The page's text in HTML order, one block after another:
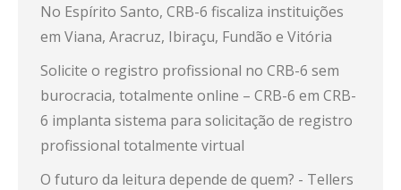
No Espírito Santo, CRB-6 fiscaliza instituições
em Viana, Aracruz, Ibiraçu, Fundão e Vitória
Solicite o registro profissional no CRB-6 sem
burocracia, totalmente online – CRB-6 em CRB-
6 implanta sistema para solicitação de registro
profissional totalmente virtual
O futuro da leitura depende de quem? - Tellers